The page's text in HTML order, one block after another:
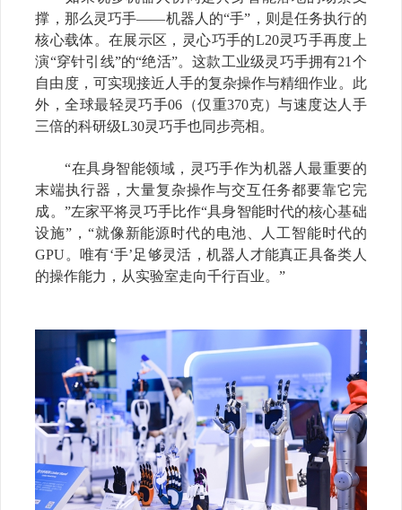
撑，那么灵巧手——机器人的“手” ，则是任务执行的
核心载体。在展示区，灵心巧手的L20灵巧手再度上
演“穿针引线”的“绝活”。这款工业级灵巧手拥有21 个
自由度， 可实现接近人手的复杂操作与精细作业 。 此
外，全球最轻灵巧手06 （仅重370克）与速度达人手
三倍的科研级L30灵巧手也同步亮相。
“在具身智能领域，灵巧手作为机器人最重要的
末端执行器， 大量复杂操作与交互任务都要靠它 完
成。 ”左家平将灵巧手比作“具身智能时代的核心基础
设施” ， “就像新能源时代的电池、人工智能时代的
GPU 。唯有‘手’足够灵活，机器人才能真正具备类人
的操作能力，从实验室走向千行百业。”